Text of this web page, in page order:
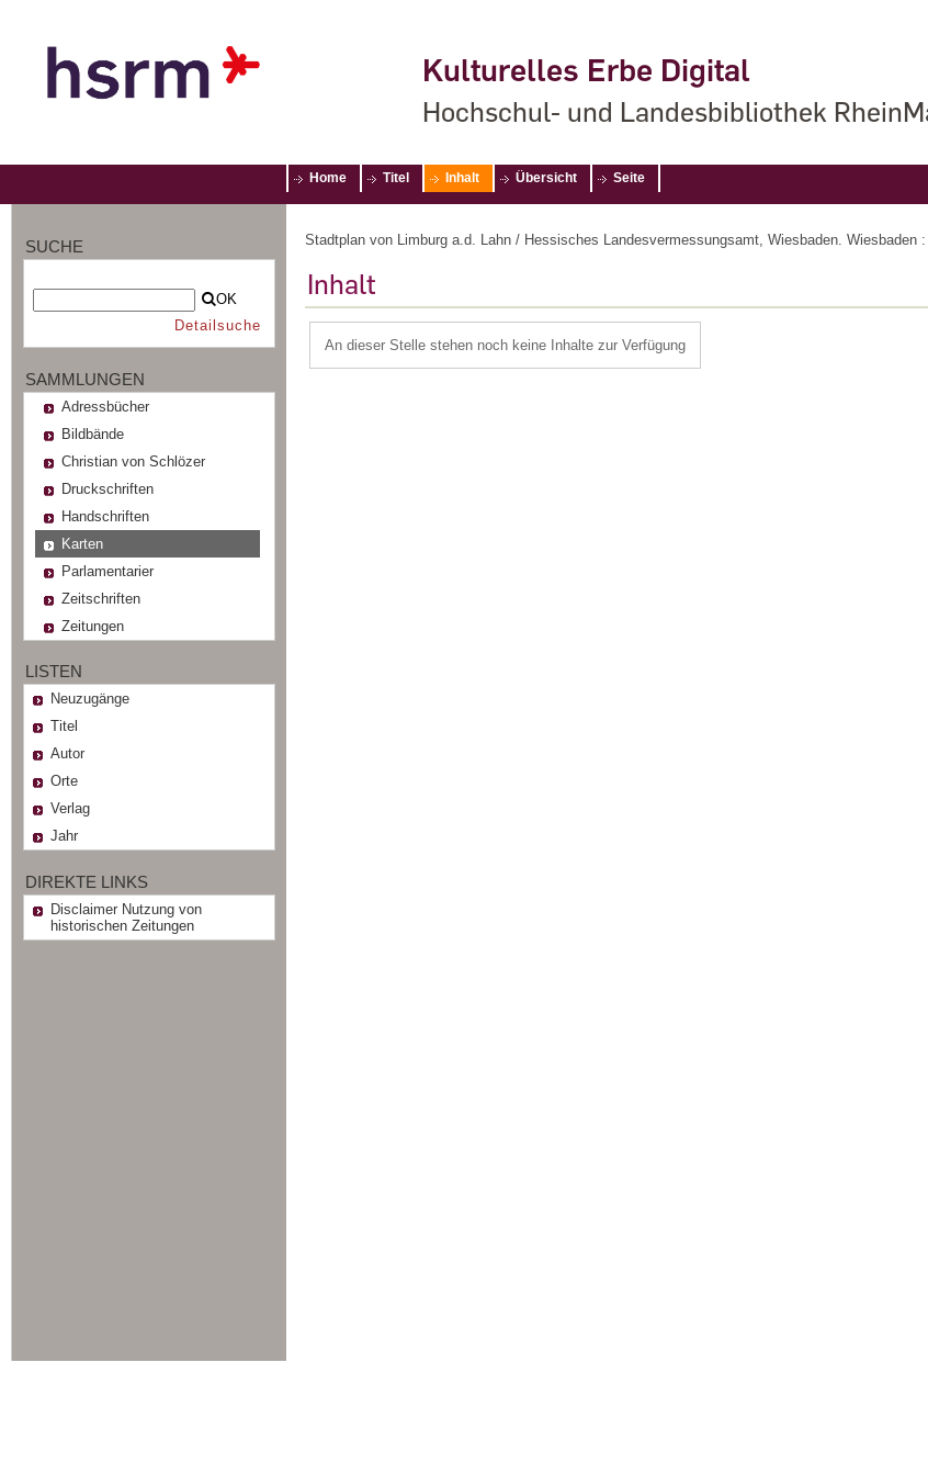
Kulturelles Erbe Digital
Hochschul- und Landesbibliothek
Home Titel Inhalt Übersicht Seite
SUCHE
OK
Detailsuche
SAMMLUNGEN
Adressbücher
Bildbände
Christian von Schlözer
Druckschriften
Handschriften
Karten
Parlamentarier
Zeitschriften
Zeitungen
LISTEN
Neuzugänge
Titel
Autor
Orte
Verlag
Jahr
DIREKTE LINKS
Disclaimer Nutzung von
historischen Zeitungen
Stadtplan von Limburg a.d. Lahn / Hessisches Landesvermessungsamt, Wiesbaden. Wiesbaden
Inhalt
An dieser Stelle stehen noch keine Inhalte zur Verfügung